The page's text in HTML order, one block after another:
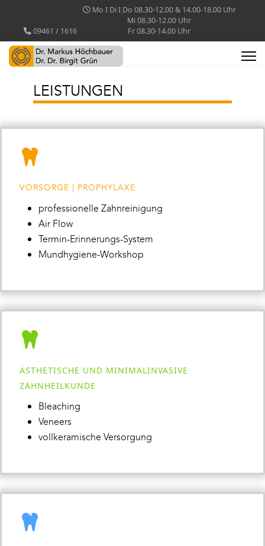
09461 / 1616
Mo I Di I Do 08.30-12.00 & 14.00-18.00 Uhr
Mi 08.30-12.00 Uhr
Fr 08.30-14.00 Uhr
LEISTUNGEN
VORSORGE | PROPHYLAXE
professionelle Zahnreinigung
Air Flow
Termin-Erinnerungs-System
Mundhygiene-Workshop
ÄSTHETISCHE UND MINIMALINVASIVE
ZAHNHEILKUNDE
Bleaching
Veneers
vollkeramische Versorgung